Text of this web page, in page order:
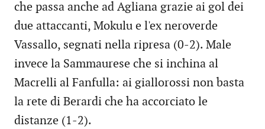
che passa anche ad Agliana grazie ai gol dei
due attaccanti, Mokulu e l'ex neroverde
Vassallo, segnati nella ripresa (0-2). Male
invece la Sammaurese che si inchina al
Macrelli al Fanfulla: ai giallorossi non basta
la rete di Berardi che ha accorciato le
distanze (1-2).